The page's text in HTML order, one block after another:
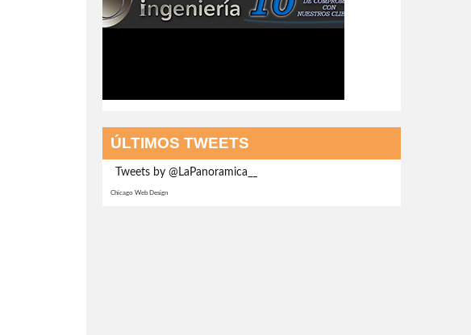
ÚLTIMOS TWEETS
Tweets by @LaPanoramica__
Chicago Web Design